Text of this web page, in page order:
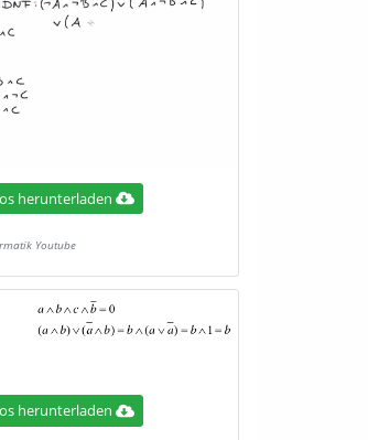
herunterladen
Youtube
herunterladen